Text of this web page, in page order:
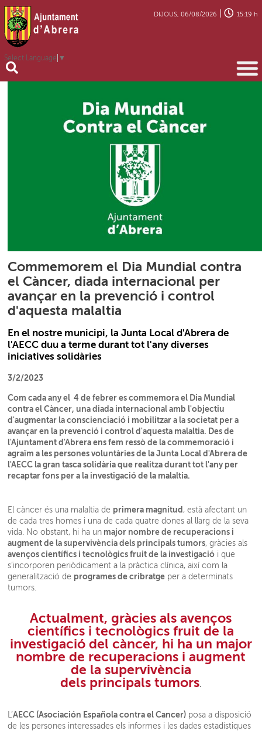
Select Language ▼
DIJOUS, 06/08/2026 15:19 h
Commemorem el Dia Mundial contra
el Càncer, diada internacional per
avançar en la prevenció i control
d'aquesta malaltia
En el nostre municipi, la Junta Local d'Abrera de
l'AECC duu a terme durant tot l'any diverses
iniciatives solidàries
3/2/2023
Com cada any el 4 de febrer es commemora el Dia Mundial
contra el Càncer, una diada internacional amb l'objectiu
d'augmentar la conscienciació i mobilitzar a la societat per a
avançar en la prevenció i control d'aquesta malaltia. Des de
l'Ajuntament d'Abrera ens fem ressò de la commemoració i
agraïm a les persones voluntàries de la Junta Local d'Abrera de
l'AECC la gran tasca solidària que realitza durant tot l'any per
recaptar fons per a la investigació de la malaltia.
El càncer és una malaltia de primera magnitud , està afectant un
de cada tres homes i una de cada quatre dones al llarg de la seva
vida. No obstant, hi ha un major nombre de recuperacions i
augment de la supervivència dels principals tumors, gràcies als
avenços científics i tecnològics fruit de la investigació i que
s’incorporen periòdicament a la pràctica clínica, així com la
generalització de programes de cribratge per a determinats
tumors.
Actualment, gràcies als avenços
científics i tecnològics fruit de la
investigació del càncer, hi ha un major
nombre de recuperacions i augment
de la supervivència
dels principals tumors.
L’AECC (Asociación Española contra el Cancer) posa a disposició
de les persones interessades els informes i les dades estadístiques